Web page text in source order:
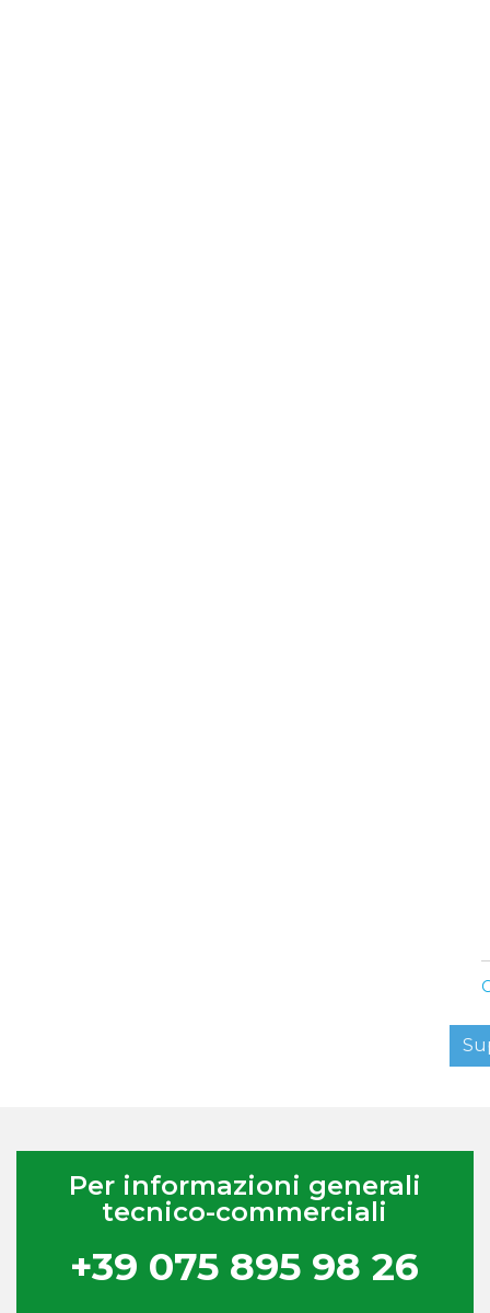
Per informazioni generali
tecnico-commerciali
+39 075 895 98 26